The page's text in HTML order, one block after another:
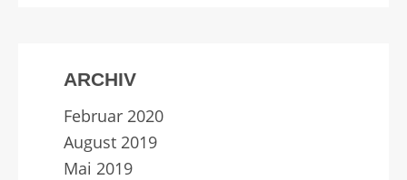
ARCHIV
Februar 2020
August 2019
Mai 2019